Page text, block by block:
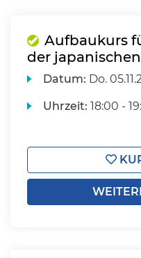
Aufbaukurs
der
Datum: Do.
Uhrzeit: 18:00 -